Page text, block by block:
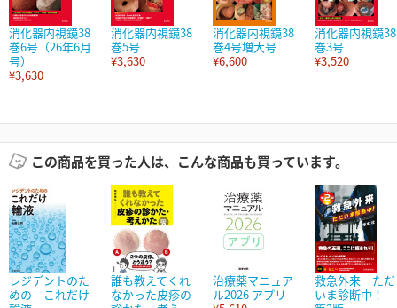
消化器内視鏡38
巻6号（26年6月
号）
¥3,630
消化器内視鏡38
巻5号
¥3,630
消化器内視鏡38
巻4号増大号
¥6,600
消化器内視鏡38
巻3号
¥3,520
この商品を買った人は、こんな商品も買っています。
レジデントのた
めの これだけ
誰も教えてくれ
なかった皮疹の
治療薬マニュア
ル2026 アプリ
救急外来 ただ
いま診断中！